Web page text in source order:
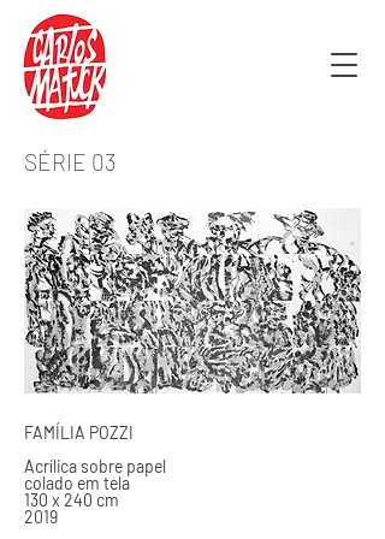
SÉRIE 03
FAMÍLIA POZZI
Acrílica sobre papel
colado em tela
130 x 240 cm
2019